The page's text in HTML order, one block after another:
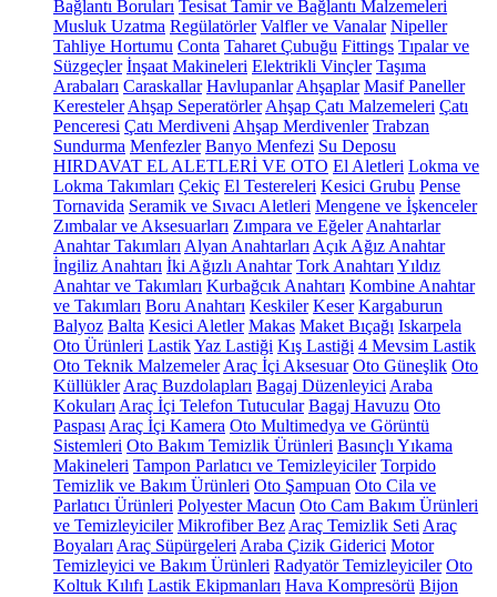
Bağlantı Boruları Tesisat Tamir ve Bağlantı Malzemeleri
Musluk Uzatma Regülatörler Valfler ve Vanalar Nipeller
Tahliye Hortumu Conta Taharet Çubuğu Fittings Tıpalar ve
Süzgeçler İnşaat Makineleri Elektrikli Vinçler Taşıma
Arabaları Caraskallar Havlupanlar Ahşaplar Masif Paneller
Keresteler Ahşap Seperatörler Ahşap Çatı Malzemeleri Çatı
Penceresi Çatı Merdiveni Ahşap Merdivenler Trabzan
Sundurma Menfezler Banyo Menfezi Su Deposu
HIRDAVAT EL ALETLERİ VE OTO El Aletleri Lokma ve
Lokma Takımları Çekiç El Testereleri Kesici Grubu Pense
Tornavida Seramik ve Sıvacı Aletleri Mengene ve İşkenceler
Zımbalar ve Aksesuarları Zımpara ve Eğeler Anahtarlar
Anahtar Takımları Alyan Anahtarları Açık Ağız Anahtar
İngiliz Anahtarı İki Ağızlı Anahtar Tork Anahtarı Yıldız
Anahtar ve Takımları Kurbağcık Anahtarı Kombine Anahtar
ve Takımları Boru Anahtarı Keskiler Keser Kargaburun
Balyoz Balta Kesici Aletler Makas Maket Bıçağı Iskarpela
Oto Ürünleri LastikYaz Lastiği Kış Lastiği 4 Mevsim Lastik
Oto Teknik Malzemeler Araç İçi Aksesuar Oto Güneşlik Oto
Küllükler Araç Buzdolapları Bagaj Düzenleyici Araba
Kokuları Araç İçi Telefon Tutucular Bagaj Havuzu Oto
Paspası Araç İçi Kamera Oto Multimedya ve Görüntü
Sistemleri Oto Bakım Temizlik Ürünleri Basınçlı Yıkama
Makineleri Tampon Parlatıcı ve Temizleyiciler Torpido
Temizlik ve Bakım Ürünleri Oto Şampuan Oto Cila ve
Parlatıcı Ürünleri Polyester Macun Oto Cam Bakım Ürünleri
ve Temizleyiciler Mikrofiber Bez Araç Temizlik Seti Araç
Boyaları Araç Süpürgeleri Araba Çizik Giderici Motor
Temizleyici ve Bakım Ürünleri Radyatör Temizleyiciler Oto
Koltuk Kılıfı Lastik Ekipmanları Hava Kompresörü Bijon